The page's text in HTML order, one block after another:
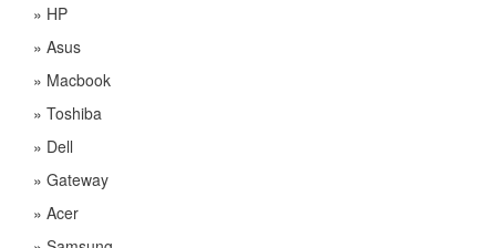
» HP
» Asus
» Macbook
» Toshiba
» Dell
» Gateway
» Acer